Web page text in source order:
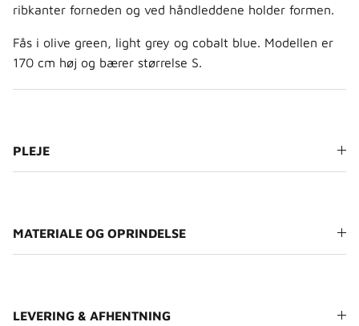
ribkanter forneden og ved håndleddene holder formen.
Fås i olive green, light grey og cobalt blue. Modellen er
170 cm høj og bærer størrelse S.
PLEJE
MATERIALE OG OPRINDELSE
LEVERING & AFHENTNING